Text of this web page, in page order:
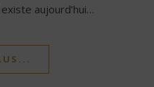
aujourd’hui…